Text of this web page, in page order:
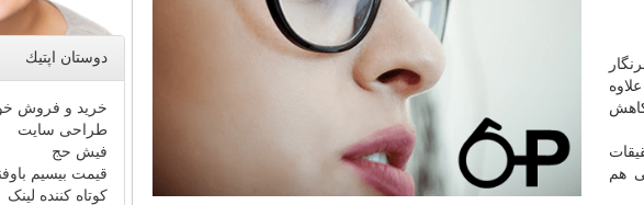
هم
دوستان اپتیك
خرید و فروش
طراحی سایت
فیش حج
قیمت بیسیم
کوتاه کننده لینک